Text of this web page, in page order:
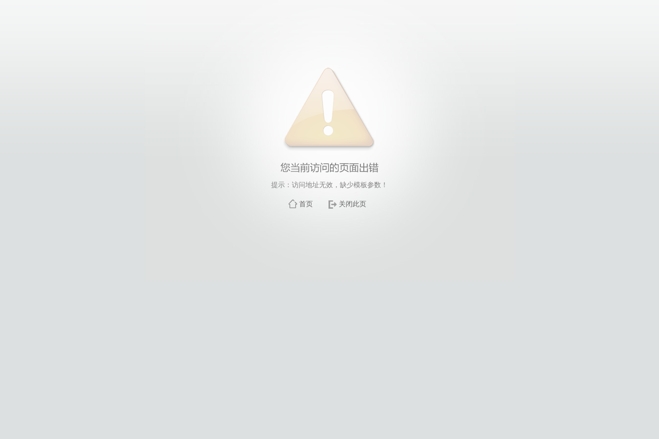
提示：访问地址无效，缺少模板参数！
首页 关闭此页